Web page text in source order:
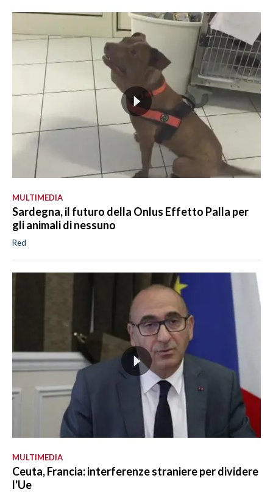
MULTIMEDIA
Sardegna, il futuro della Onlus Effetto Palla per
gli animali di nessuno
Red
MULTIMEDIA
Ceuta, Francia: interferenze straniere per dividere
l'Ue